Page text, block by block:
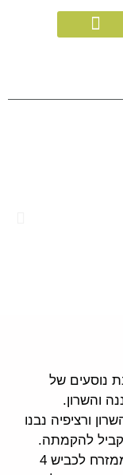
נוסעים של
והשרון.
ורציפיה נבנו
531 שנסלל במקביל להקמתה.
מבנה התחנה הוקם במפלס הקרקע ממזרח לכביש 4